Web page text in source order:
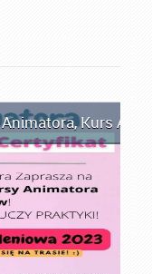
,Kurs